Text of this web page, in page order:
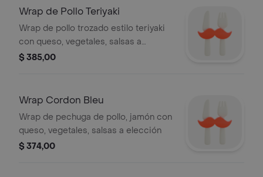
Wrap de Pollo Teriyaki
Wrap de pollo trozado estilo teriyaki
con queso, vegetales, salsas a
elección
$ 385,00
Wrap Cordon Bleu
Wrap de pechuga de pollo, jamón con
queso, vegetales, salsas a elección
$ 374,00